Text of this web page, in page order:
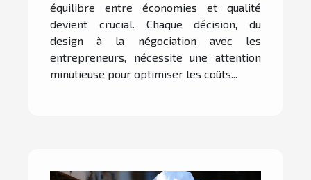
équilibre entre économies et qualité
devient crucial. Chaque décision, du
design à la négociation avec les
entrepreneurs, nécessite une attention
minutieuse pour optimiser les coûts...